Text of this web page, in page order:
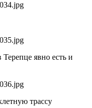
явно есть и
трассу